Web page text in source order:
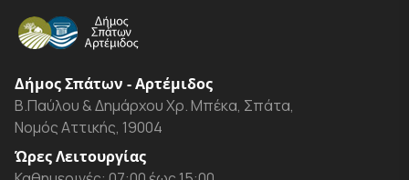
Δήμος Σπάτων - Αρτέμιδος
Β.Παύλου & Δημάρχου Χρ. Μπέκα, Σπάτα,
Νομός Αττικής, 19004
Ώρες Λειτουργίας